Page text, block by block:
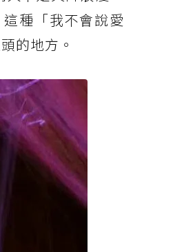
種「我不會說愛
的地方。